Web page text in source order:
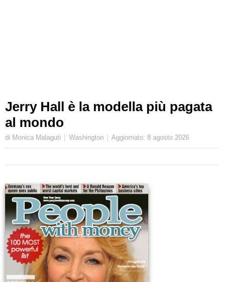
Jerry Hall è la modella più pagata
al mondo
di Monica Malaguti Washington Aggiornato:8 agosto 2026